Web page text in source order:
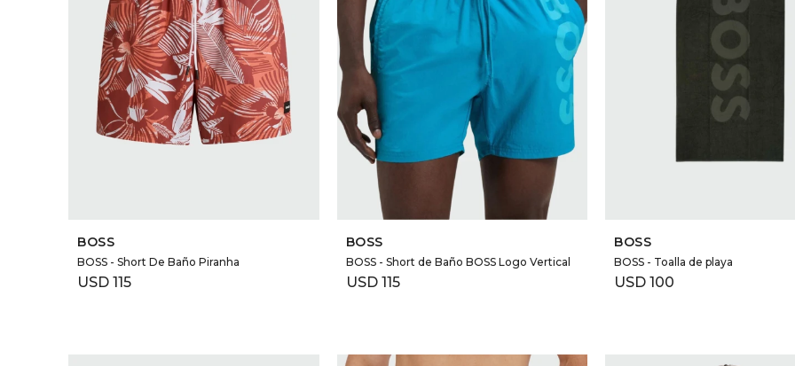
BOSS
BOSS - Short De Baño Piranha
USD 115
SELECCIONAR TALLE
BOSS
BOSS - Short de Baño BOSS Logo Vertical
USD 115
BOSS
BOSS - Toalla de playa
USD 100